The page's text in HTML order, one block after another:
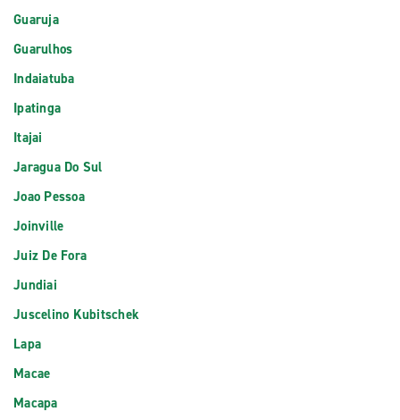
Guaruja
Guarulhos
Indaiatuba
Ipatinga
Itajai
Jaragua Do Sul
Joao Pessoa
Joinville
Juiz De Fora
Jundiai
Juscelino Kubitschek
Lapa
Macae
Macapa